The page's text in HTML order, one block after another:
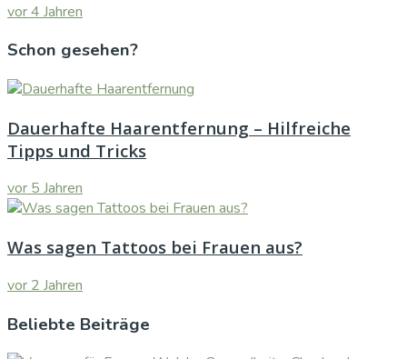
vor 4 Jahren
Schon gesehen?
Dauerhafte Haarentfernung – Hilfreiche
Tipps und Tricks
vor 5 Jahren
Was sagen Tattoos bei Frauen aus?
vor 2 Jahren
Beliebte Beiträge